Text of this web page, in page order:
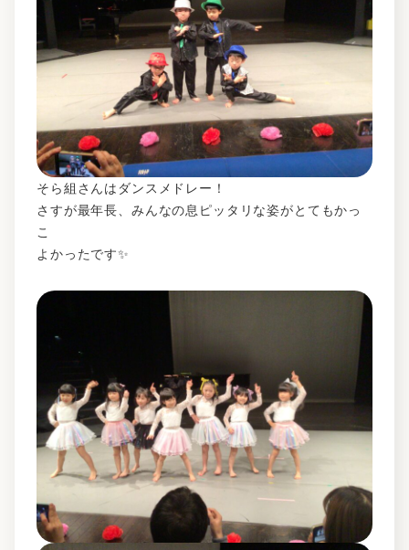
そら組さんはダンスメドレー！
さすが最年長、みんなの息ピッタリな姿がとてもかっ
こ
よかったです✨